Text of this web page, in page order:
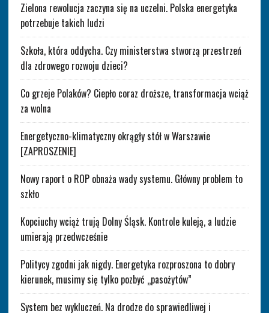
Zielona rewolucja zaczyna się na uczelni. Polska energetyka
potrzebuje takich ludzi
Szkoła, która oddycha. Czy ministerstwa stworzą przestrzeń
dla zdrowego rozwoju dzieci?
Co grzeje Polaków? Ciepło coraz droższe, transformacja wciąż
za wolna
Energetyczno-klimatyczny okrągły stół w Warszawie
[ZAPROSZENIE]
Nowy raport o ROP obnaża wady systemu. Główny problem to
szkło
Kopciuchy wciąż trują Dolny Śląsk. Kontrole kuleją, a ludzie
umierają przedwcześnie
Politycy zgodni jak nigdy. Energetyka rozproszona to dobry
kierunek, musimy się tylko pozbyć „pasożytów”
System bez wykluczeń. Na drodze do sprawiedliwej i